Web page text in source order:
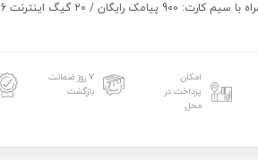
امکان
پرداخت در
محل
۷ روز ضمانت
بازگشت